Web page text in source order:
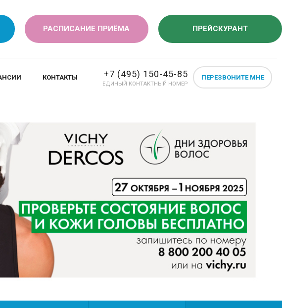
РАСПИСАНИЕ ПРИЁМА ПРЕЙСКУРАНТ
КОНТАКТЫ +7 (495) 150-45-85
ЕДИНЫЙ КОНТАКТНЫЙ НОМЕР
ПЕРЕЗВОНИТЕ МНЕ
СКРИНИНГ
БЕРЕМЕННОСТИ
нарушений, как:
плода
родов
аномалии и пороки развития плода